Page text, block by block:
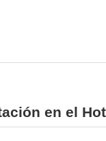
en el